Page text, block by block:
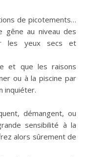
gêne au niveau des
les yeux secs et
et que les raisons
ou à la piscine par
inquiéter.
démangent, ou
sensibilité à la
alors sûrement de